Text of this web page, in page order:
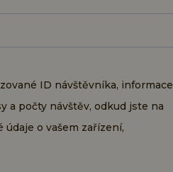
ID návštěvníka, informace
a počty návštěv, odkud jste na
o vašem zařízení,